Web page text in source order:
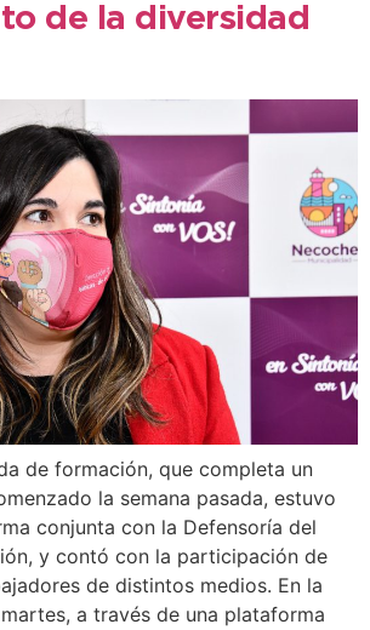
de la diversidad
de formación, que completa un
la semana pasada, estuvo
conjunta con la Defensoría del
y contó con la participación de
de distintos medios. En la
a través de una plataforma